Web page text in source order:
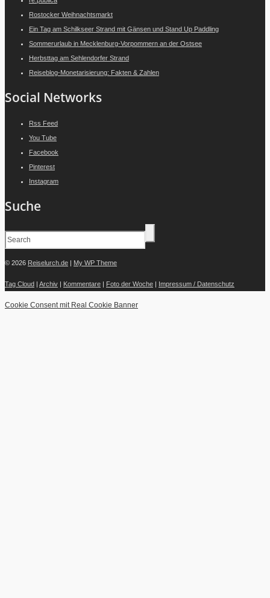
Rostocker Weihnachtsmarkt
Ein Tag am Schilkseer Strand mit Gänsen und Stand Up Paddling
Sommerurlaub in Mecklenburg-Vorpommern an der Ostsee
Herbsttag am Sehlendorfer Strand
Reiseblog-Monetarisierung: Fakten & Zahlen
Social Networks
Rss Feed
You Tube
Facebook
Pinterest
Instagram
Suche
© 2026 Reiselurch.de My WP Theme
Tag Cloud Archiv Kommentare Foto der Woche Impressum / Datenschutz
Cookie Consent mit Real Cookie Banner